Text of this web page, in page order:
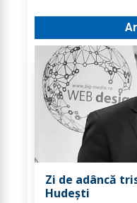
Zi de adâncă
Hudești